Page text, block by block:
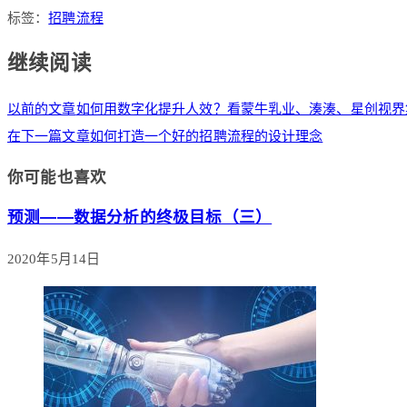
标签：招聘流程
继续阅读
以前的文章如何用数字化提升人效？看蒙牛乳业、湊湊、星创视
在下一篇文章如何打造一个好的招聘流程的设计理念
你可能也喜欢
预测——数据分析的终极目标（三）
2020年5月14日